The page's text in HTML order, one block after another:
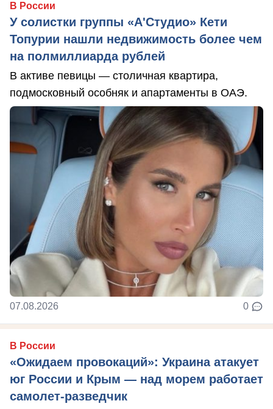
В России
У солистки группы «А'Студио» Кети
Топурии нашли недвижимость более чем
на полмиллиарда рублей
В активе певицы — столичная квартира,
подмосковный особняк и апартаменты в ОАЭ.
07.08.2026 0
В России
«Ожидаем провокаций»: Украина атакует
юг России и Крым — над морем работает
самолет-разведчик